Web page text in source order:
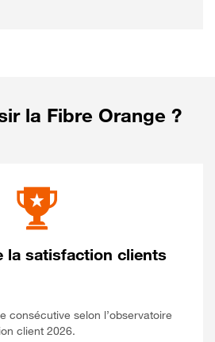
la Fibre Orange ?
la satisfaction clients
consécutive selon l’observatoire
client 2026.